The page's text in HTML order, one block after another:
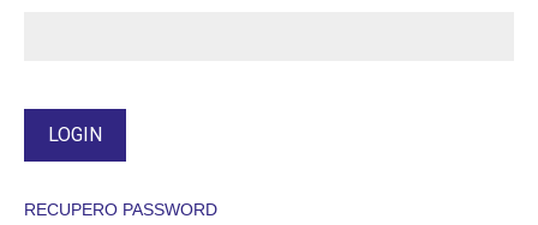
RECUPERO PASSWORD